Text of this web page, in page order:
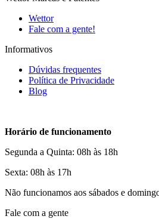
Wettor
Fale com a gente!
Informativos
Dúvidas frequentes
Política de Privacidade
Blog
Horário de funcionamento
Segunda a Quinta: 08h às 18h
Sexta: 08h às 17h
Não funcionamos aos sábados e
Fale com a gente